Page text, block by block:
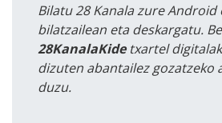
Bilatu 28 Kanala zure Android
bilatzailean eta deskargatu.
28KanalaKidetxartel
dizuten abantailez gozatzeko
duzu.